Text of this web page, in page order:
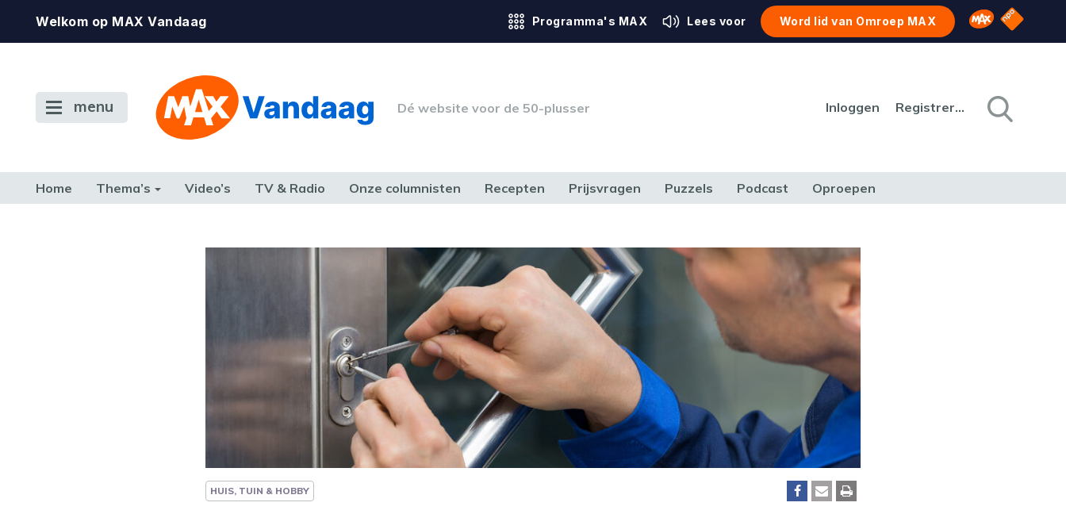
Welkom op MAX Vandaag Programma's MAX Lees voor Word lid van Omroep MAX Omroep MAX
NPO
menu Dé website voor de 50-plusser Inloggen Registreren
Home Thema’s Video’s TV & Radio Onze columnisten Recepten Prijsvragen Puzzels Podcast Oproepen
HUIS, TUIN & HOBBY